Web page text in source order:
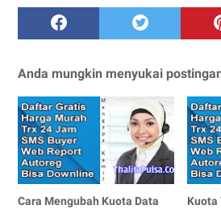
Anda mungkin menyukai
Cara Mengubah Kuota Data
Kuota